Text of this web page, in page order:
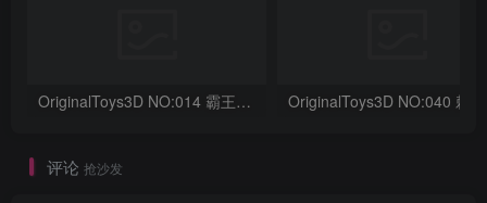
OriginalToys3D NO:014 霸王龙骨架
评论 抢沙发